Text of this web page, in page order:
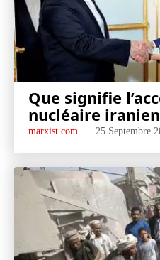
Que signifie
nucléaire
marxist.com 25 Septembre